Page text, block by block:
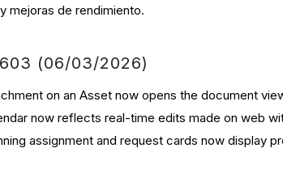
mejoras de rendimiento.
(06/03/2026)
on an Asset now opens the document
now reflects real-time edits made on web
assignment and request cards now display